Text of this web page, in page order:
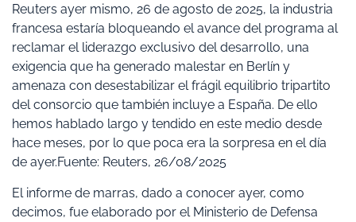
Reuters ayer mismo, 26 de agosto de 2025, la industria
francesa estaría bloqueando el avance del programa al
reclamar el liderazgo exclusivo del desarrollo, una
exigencia que ha generado malestar en Berlín y
amenaza con desestabilizar el frágil equilibrio tripartito
del consorcio que también incluye a España. De ello
hemos hablado largo y tendido en este medio desde
hace meses, por lo que poca era la sorpresa en el día
de ayer.Fuente: Reuters, 26/08/2025
El informe de marras, dado a conocer ayer, como
decimos, fue elaborado por el Ministerio de Defensa